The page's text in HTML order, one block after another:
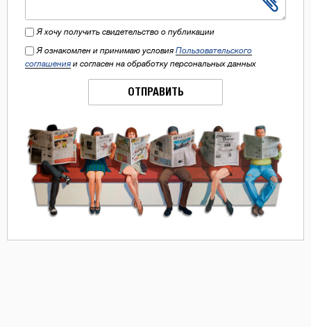
Я хочу получить свидетельство о публикации
Я ознакомлен и принимаю условия Пользовательского
соглашения и согласен на обработку персональных данных
ОТПРАВИТЬ